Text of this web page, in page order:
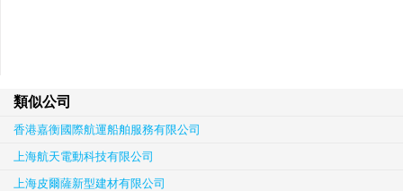
類似公司
香港嘉衡國際航運船舶服務有限公司
上海航天電動科技有限公司
上海皮爾薩新型建材有限公司